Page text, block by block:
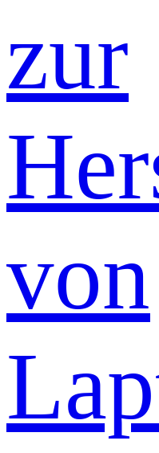
zur
von